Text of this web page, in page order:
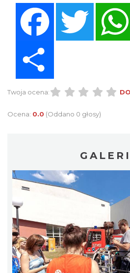
Twitter
Twoja ocena:
Ocena: 0.0 (Oddano 0 głosy)